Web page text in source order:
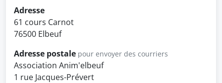
Adresse
61 cours Carnot
76500 Elbeuf
Adresse postale pour envoyer des courriers
Association Anim'elbeuf
1 rue Jacques-Prévert